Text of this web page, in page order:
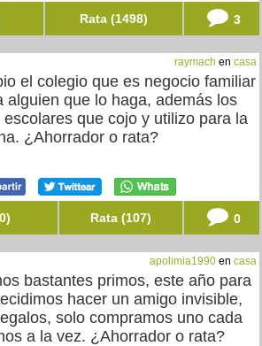
Rata (1498) 3
raymach en casa
el colegio que es negocio familiar
alguien que lo haga, además los
que cojo y utilizo para la
¿Ahorrador o rata?
Rata (107) 0
apolimia1990 en casa
bastantes primos, este año para
hacer un amigo invisible,
solo compramos uno cada
a la vez. ¿Ahorrador o rata?